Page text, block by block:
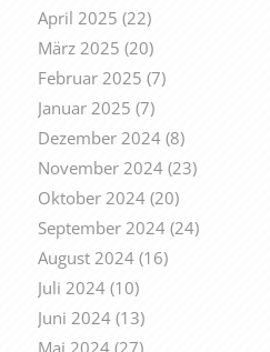
April 2025 (22)
März 2025 (20)
Februar 2025 (7)
Januar 2025 (7)
Dezember 2024(8)
November 2024(23)
Oktober 2024(20)
September 2024(24)
August 2024(16)
Juli 2024(10)
Juni 2024(13)
Mai 2024(27)